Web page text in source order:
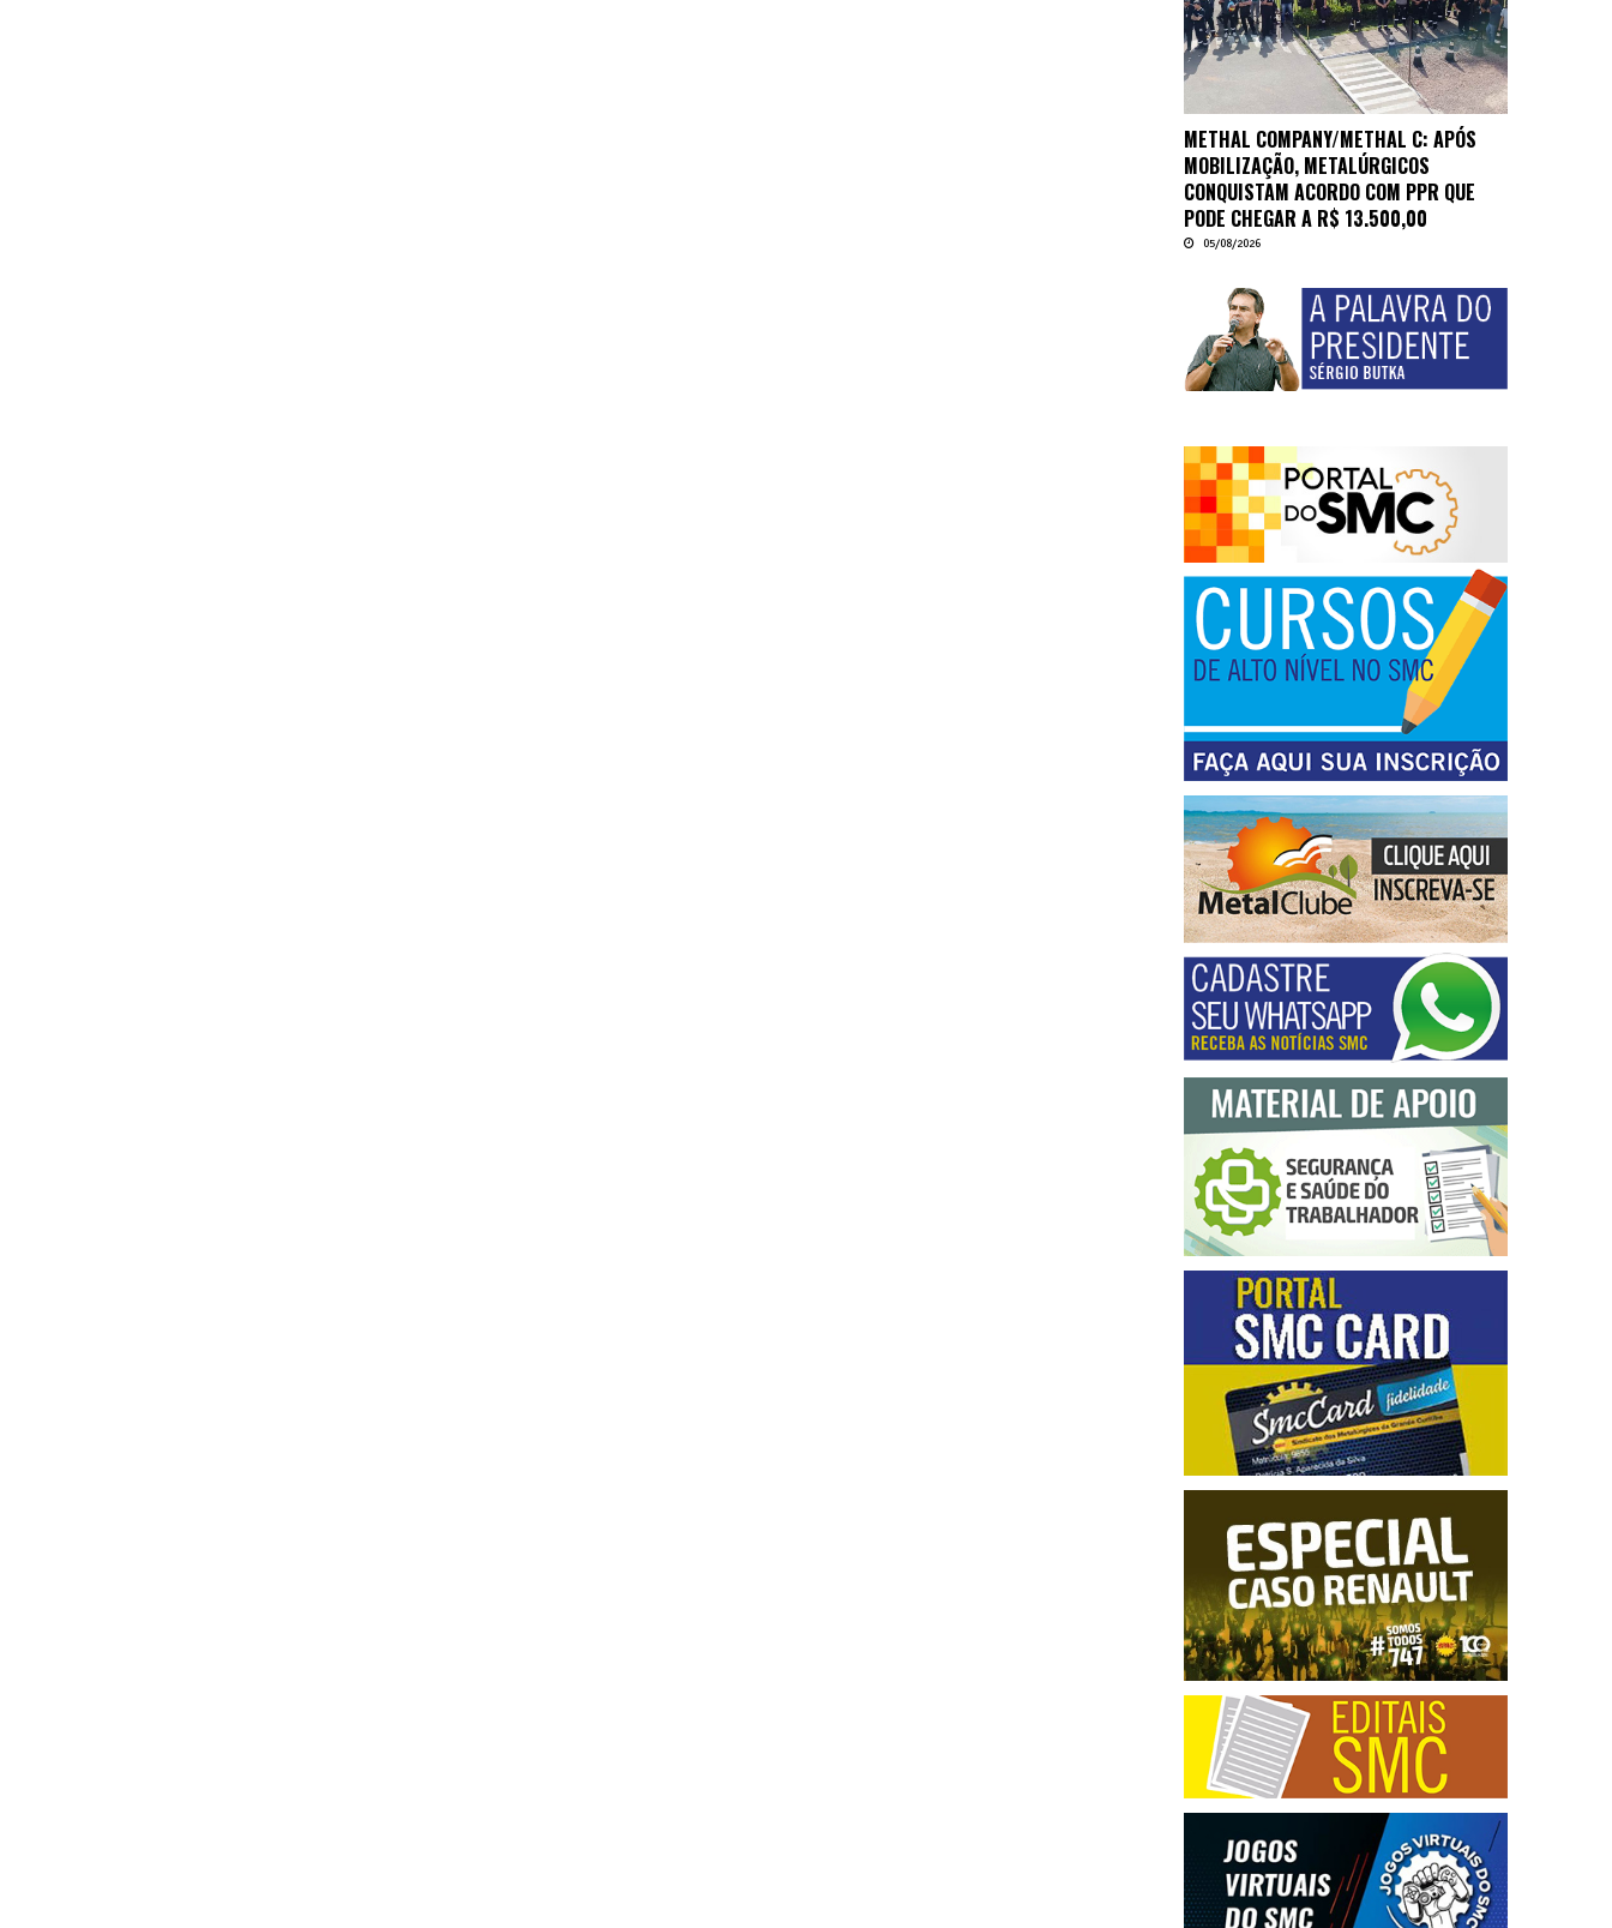
METHAL COMPANY/METHAL C: APÓS
MOBILIZAÇÃO, METALÚRGICOS
CONQUISTAM ACORDO COM PPR QUE
PODE CHEGAR A R$ 13.500,00
05/08/2026